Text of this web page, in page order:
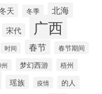
天 冬季 北海
宋代 广西
时间 春节 春节期间
梦幻西游 梧州
瑶族 疫情 的人